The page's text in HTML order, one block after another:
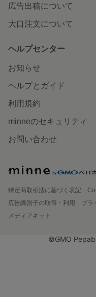
広告出稿について
大口注文について
ヘルプセンター
お知らせ
ヘルプとガイド
利用規約
minneのセキュリティ
お問い合わせ
特定商取引法に基づく表記
広告識別子の取得・利用
プラ
メディアキット
©GMO